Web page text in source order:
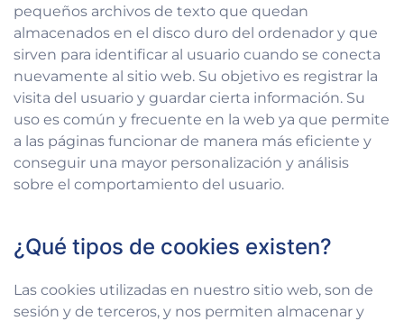
pequeños archivos de texto que quedan
almacenados en el disco duro del ordenador y que
sirven para identificar al usuario cuando se conecta
nuevamente al sitio web. Su objetivo es registrar la
visita del usuario y guardar cierta información. Su
uso es común y frecuente en la web ya que permite
a las páginas funcionar de manera más eficiente y
conseguir una mayor personalización y análisis
sobre el comportamiento del usuario.
¿Qué tipos de cookies existen?
Las cookies utilizadas en nuestro sitio web, son de
sesión y de terceros, y nos permiten almacenar y